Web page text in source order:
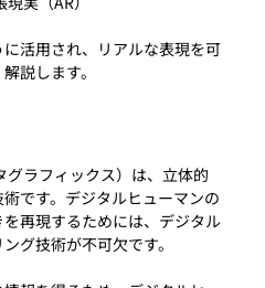
活用され、リアルな表現を可
グラフィックス）は、立体的
です。デジタルヒューマンの
再現するためには、デジタル
グ技術が不可欠です。